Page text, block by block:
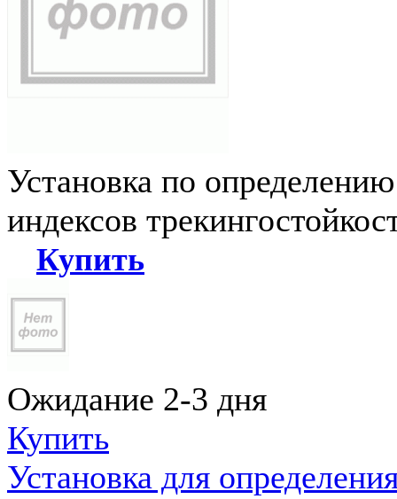
Установка по
индексов
Купить
Ожидание 2-3 дня
Купить
Установка для